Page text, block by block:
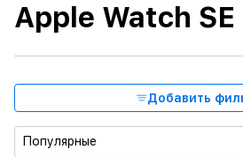
Apple Watch SE
Добавить
Тип продукта
Материал корпуса
Размер корпуса
Популярные